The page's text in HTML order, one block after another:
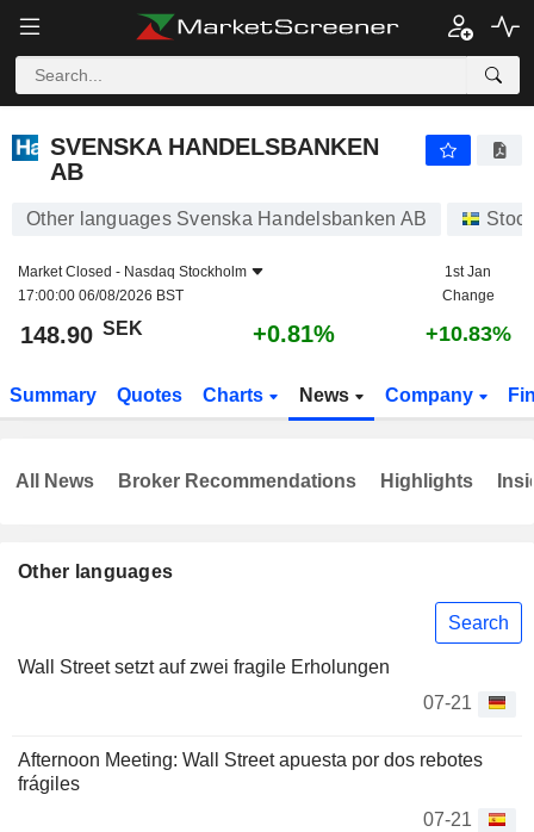
SVENSKA HANDELSBANKEN
AB
Other languages Svenska Handelsbanken AB
Market Closed - Nasdaq Stockholm
17:00:00 06/08/2026 BST
1st Jan
Change
148.90 SEK +0.81% +10.83%
Summary Quotes Charts News Company
Other languages
Search
Wall Street setzt auf zwei fragile Erholungen
07-21
Afternoon Meeting: Wall Street apuesta por dos rebotes
frágiles
07-21
All News Broker Recommendations Highlights